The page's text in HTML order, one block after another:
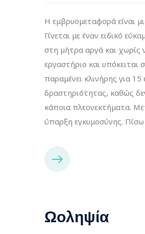
Η εμβρυομεταφορά είναι
Γίνεται με έναν ειδικό
στη μήτρα αργά και χωρίς
εργαστήριο και υπόκειται
παραμένει κλινήρης για
δραστηριότητας, καθώς
κάποια πλεονεκτήματα.
ύπαρξη εγκυμοσύνης. Πίσω
Ωοληψία